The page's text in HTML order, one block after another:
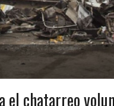
el chatarreo